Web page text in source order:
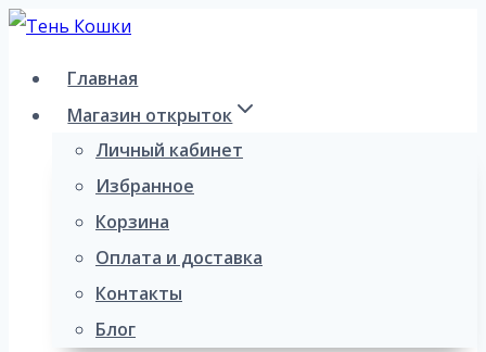
Перейти
содержимому
Главная
Магазин открыток
Личный кабинет
Избранное
Корзина
Оплата и доставка
Контакты
Блог